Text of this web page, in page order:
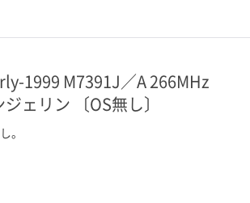
1999 M7391J／A 266MHz
ェリン 〔OS無し〕
。